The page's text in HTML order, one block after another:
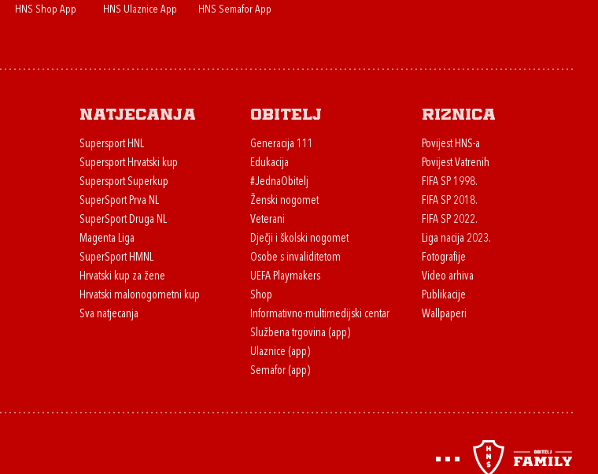
HNS Shop App HNS Ulaznice App HNS Semafor App
Natjecanja
Supersport HNL
Supersport Hrvatski kup
Supersport Superkup
SuperSport Prva NL
SuperSport Druga NL
Magenta Liga
SuperSport HMNL
Hrvatski kup za žene
Hrvatski malonogometni kup
Sva natjecanja
Obitelj
Generacija 111
Edukacija
#JednaObitelj
Ženski nogomet
Veterani
Dječji i školski nogomet
Osobe s invaliditetom
UEFA Playmakers
Shop
Informativno-multimedijski centar
Službena trgovina (app)
Ulaznice (app)
Semafor (app)
Riznica
Povijest HNS-a
Povijest Vatrenih
FIFA SP 1998.
FIFA SP 2018.
FIFA SP 2022.
Liga nacija 2023.
Fotografije
Video arhiva
Publikacije
Wallpaperi